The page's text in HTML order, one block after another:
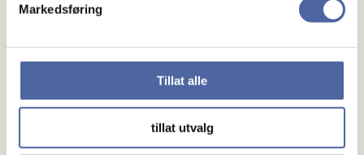
Markedsføring
Tillat alle
tillat utvalg
Gaver